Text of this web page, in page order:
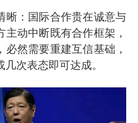
晰：国际合作贵在诚意与
主动中断既有合作框架，
必然需要重建互信基础，
次表态即可达成。